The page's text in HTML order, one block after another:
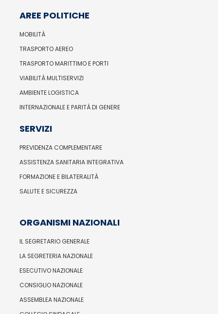
AREE POLITICHE
MOBILITÀ
TRASPORTO AEREO
TRASPORTO MARITTIMO E PORTI
VIABILITÀ MULTISERVIZI
AMBIENTE LOGISTICA
INTERNAZIONALE E PARITÀ DI GENERE
SERVIZI
PREVIDENZA COMPLEMENTARE
ASSISTENZA SANITARIA INTEGRATIVA
FORMAZIONE E BILATERALITÀ
SALUTE E SICUREZZA
ORGANISMI NAZIONALI
IL SEGRETARIO GENERALE
LA SEGRETERIA NAZIONALE
ESECUTIVO NAZIONALE
CONSIGLIO NAZIONALE
ASSEMBLEA NAZIONALE